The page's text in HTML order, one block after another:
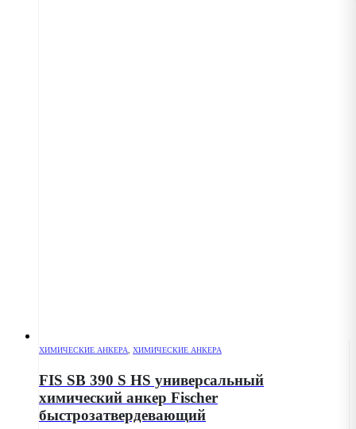
ХИМИЧЕСКИЕ АНКЕРА ХИМИЧЕСКИЕ АНКЕРА
FIS SB 390 S HS универсальный
химический анкер Fischer
быстрозатвердевающий